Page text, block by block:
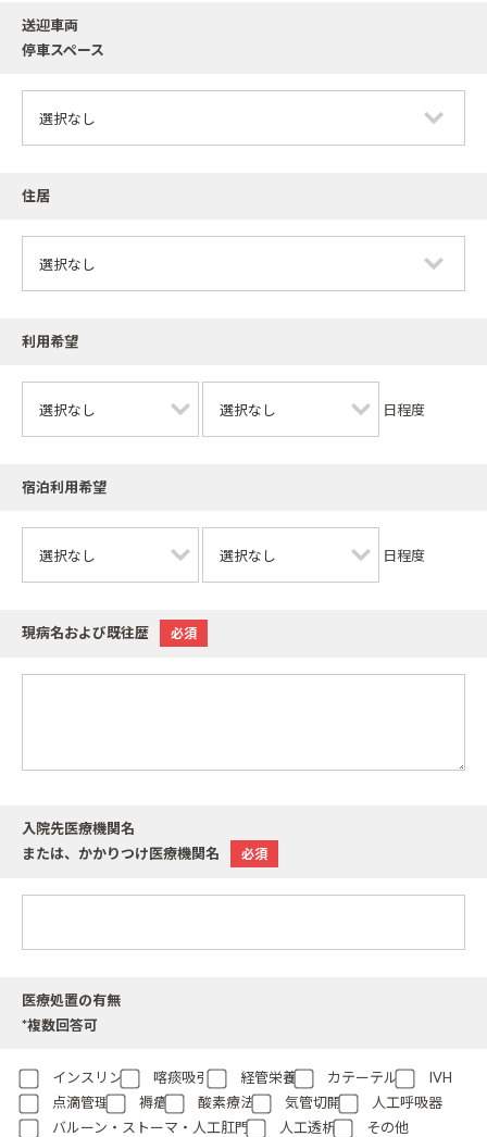
送迎車両
停車スペース
住居
利用希望
日程度
宿泊利用希望
日程度
現病名および既往歴 必須
入院先医療機関名
または、かかりつけ医療機関名
必須
医療処置の有無
*複数回答可
インスリン 喀痰吸引 経管栄養 カテーテル
IVH
点滴管理
褥瘡 酸素療法 気管切開
人工呼吸器
バルーン・ストーマ・人工肛門
人工透析 その他